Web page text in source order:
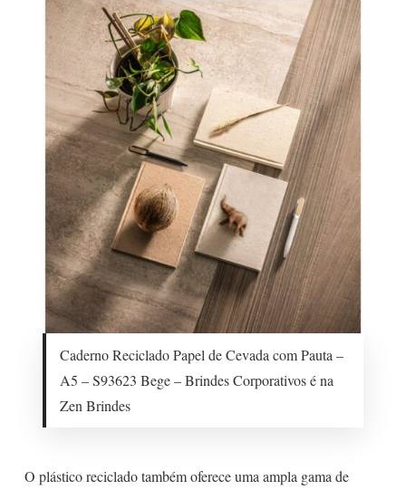
Caderno Reciclado Papel de Cevada com Pauta –
A5 – S93623 Bege – Brindes Corporativos é na
Zen Brindes
O plástico reciclado também oferece uma ampla gama de